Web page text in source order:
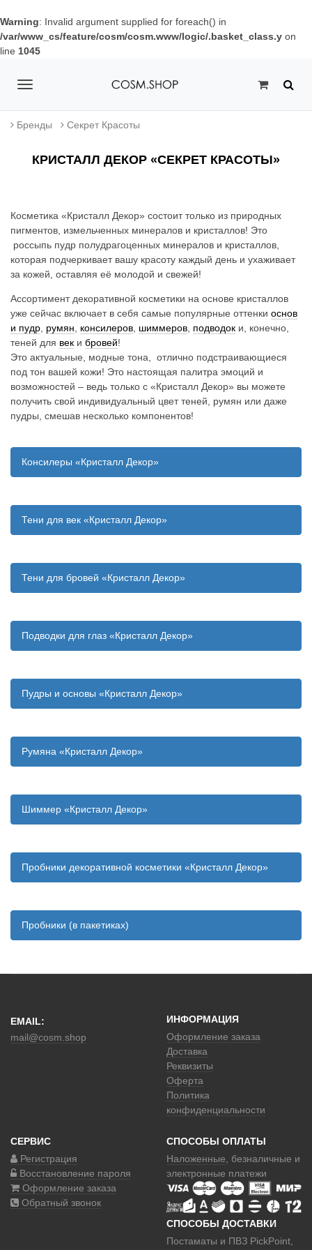
Warning: Invalid argument supplied for foreach() in
/var/www_cs/feature/cosm/cosm.www/logic/.basket_class.y on
line 1045
T
o
e
n
a
i
g
a
t
i
n
Бренды Секрет Красоты
КРИСТАЛЛ ДЕКОР «СЕКРЕТ КРАСОТЫ»
Косметика «Кристалл Декор» состоит только из природных
пигментов, измельченных минералов и кристаллов! Это
россыпь пудр полудрагоценных минералов и кристаллов,
которая подчеркивает вашу красоту каждый день и ухаживает
за кожей, оставляя её молодой и свежей!
Ассортимент декоративной косметики на основе кристаллов
уже сейчас включает в себя самые популярные оттенки основ
и пудр румян консилеров шиммеров подводок и, конечно,
теней для век и бровей!
Это актуальные, модные тона, отлично подстраивающиеся
под тон вашей кожи! Это настоящая палитра эмоций и
возможностей – ведь только с «Кристалл Декор» вы можете
получить свой индивидуальный цвет теней, румян или даже
пудры, смешав несколько компонентов!
Консилеры «Кристалл Декор»
Тени для век «Кристалл Декор»
Тени для бровей «Кристалл Декор»
Подводки для глаз «Кристалл Декор»
Пудры и основы «Кристалл Декор»
Румяна «Кристалл Декор»
Шиммер «Кристалл Декор»
Пробники декоративной косметики «Кристалл Декор»
Пробники (в пакетиках)
EMAIL:
mail@cosm.shop
ИНФОРМАЦИЯ
Оформление заказа
Доставка
Реквизиты
Оферта
Политика
конфиденциальности
СЕРВИС
Регистрация
Восстановление пароля
Оформление заказа
Обратный звонок
СПОСОБЫ ОПЛАТЫ
Наложенные , безналичные и
электронные платежи
СПОСОБЫ ДОСТАВКИ
Постаматы и ПВЗ PickPoint,